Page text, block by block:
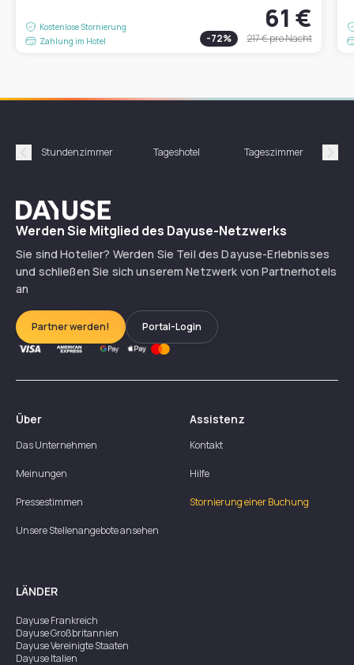
Kostenlose Stornierung
Zahlung im Hotel
61 €
-72% 217 €pro Nacht
Précédent
Stundenzimmer Tageshotel Tageszimmer
Dayuse
Werden Sie Mitglied des Dayuse-Netzwerks
Sie sind Hotelier? Werden Sie Teil des Dayuse-Erlebnisses
und schließen Sie sich unserem Netzwerk von Partnerhotels
an
Partner werden! Portal-Login
Über
Das Unternehmen
Meinungen
Pressestimmen
Unsere Stellenangebote ansehen
Assistenz
Kontakt
Hilfe
Stornierung einer Buchung
LÄNDER
DayuseFrankreich
DayuseGroßbritannien
DayuseVereinigte Staaten
DayuseItalien